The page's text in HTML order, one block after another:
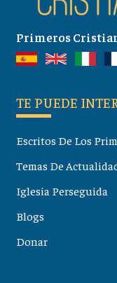
Primeros
TE PUEDE
Escritos De Los
Temas De
Iglesia Perseguida
Blogs
Donar